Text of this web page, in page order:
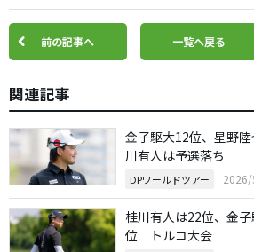
前の記事へ 一覧へ戻る
関連記事
金子駆大12位、星野
川有人は予選落ち
DPワールドツアー
桂川有人は22位、金
位 トルコ大会